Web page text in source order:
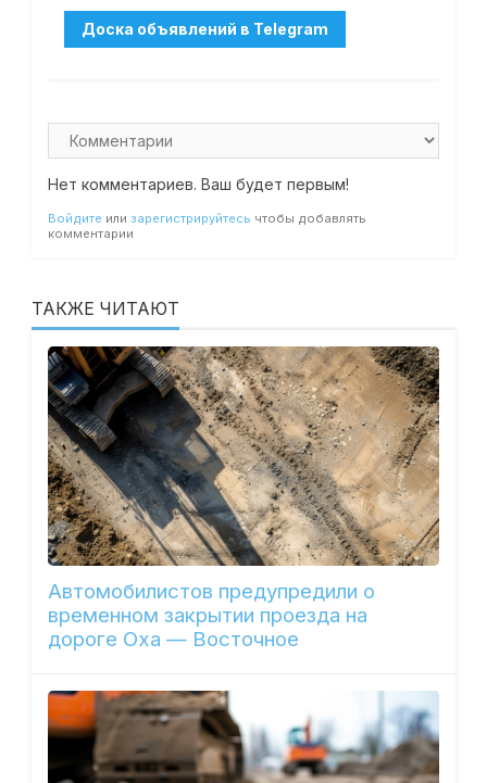
Нет комментариев. Ваш будет первым!
Войдите или зарегистрируйтесь чтобы добавлять
комментарии
ТАКЖЕ ЧИТАЮТ
Автомобилистов предупредили о
временном закрытии проезда на
дороге Оха — Восточное